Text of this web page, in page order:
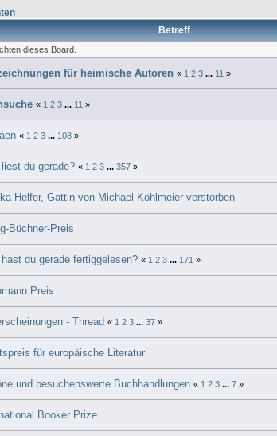
Betreff
dieses Board.
für heimische Autoren « 1 2 3 ... 11 »
« 1 2 3 ... 11 »
« 1 2 3 ... 108»
du gerade? « 1 2 3 ... 357»
Helfer, Gattin von Michael Köhlmeier verstorben
Büchner-Preis
du gerade fertiggelesen? « 1 2 3 ... 171 »
Preis
- Thread « 1 2 3 ... 37»
für europäische Literatur
und besuchenswerte Buchhandlungen « 1 2 3 ... 7»
Booker Prize